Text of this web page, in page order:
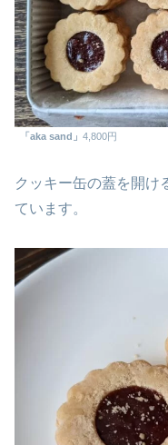
「aka sand」 4,800円
クッキー缶の蓋を開け
ています。